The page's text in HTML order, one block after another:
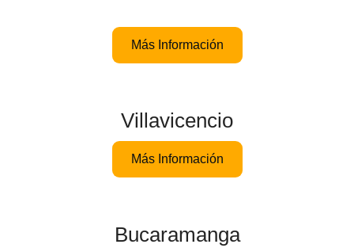
Más Información
Villavicencio
Más Información
Bucaramanga